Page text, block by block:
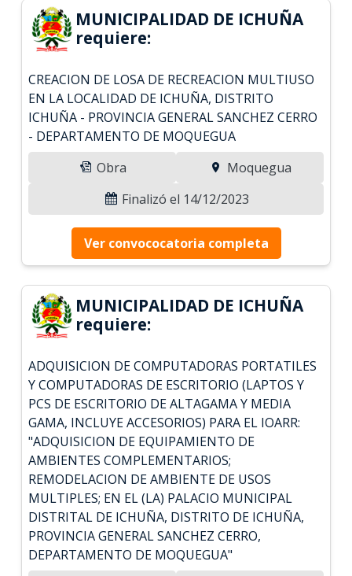
MUNICIPALIDAD DE ICHUÑA
requiere:
CREACION DE LOSA DE RECREACION MULTIUSO
EN LA LOCALIDAD DE ICHUÑA, DISTRITO
ICHUÑA - PROVINCIA GENERAL SANCHEZ CERRO
- DEPARTAMENTO DE MOQUEGUA
Obra
Moquegua
Finalizó el 14/12/2023
Ver convococatoria completa
MUNICIPALIDAD DE ICHUÑA
requiere:
ADQUISICION DE COMPUTADORAS PORTATILES
Y COMPUTADORAS DE ESCRITORIO (LAPTOS Y
PCS DE ESCRITORIO DE ALTAGAMA Y MEDIA
GAMA, INCLUYE ACCESORIOS) PARA EL IOARR:
"ADQUISICION DE EQUIPAMIENTO DE
AMBIENTES COMPLEMENTARIOS;
REMODELACION DE AMBIENTE DE USOS
MULTIPLES; EN EL (LA) PALACIO MUNICIPAL
DISTRITAL DE ICHUÑA, DISTRITO DE ICHUÑA,
PROVINCIA GENERAL SANCHEZ CERRO,
DEPARTAMENTO DE MOQUEGUA"